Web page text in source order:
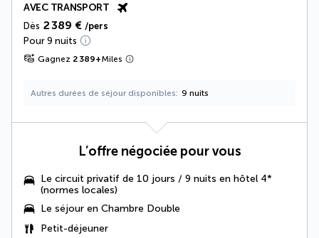
AVEC TRANSPORT
Dès 2 389 € /pers
Pour 9 nuits
Gagnez 2 389+Miles
Autres durées de séjour disponibles 9 nuits
L’offre négociée pour vous
Le circuit privatif de 10 jours / 9 nuits en hôtel 4*
(normes locales)
Le séjour en Chambre Double
Petit-déjeuner